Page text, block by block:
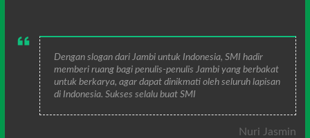
Dengan slogan dari Jambi untuk Indonesia, SMI hadir
memberi ruang bagi penulis-penulis Jambi yang berbakat
untuk berkarya, agar dapat dinikmati oleh seluruh lapisan
di Indonesia. Sukses selalu buat SMI
Nuri Jasmin